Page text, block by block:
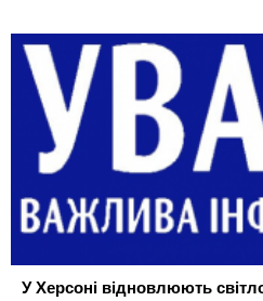
У Херсоні відновлюють